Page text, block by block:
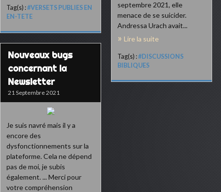
Tag(s) :#VERSETS PUBLIES EN
EN-TETE
septembre 2021, elle
menace de se suicider.
Andressa Urach avait...
Lire la suite
Tag(s) :#DISCUSSIONS
BIBLIQUES
Nouveaux bugs
concernant la
Newsletter
21 Septembre 2021
Je suis navré mais il y a
encore des
dysfonctionnements sur la
plateforme. Cela ne dépend
pas de moi, je subis
également. ... Merci pour
votre compréhension